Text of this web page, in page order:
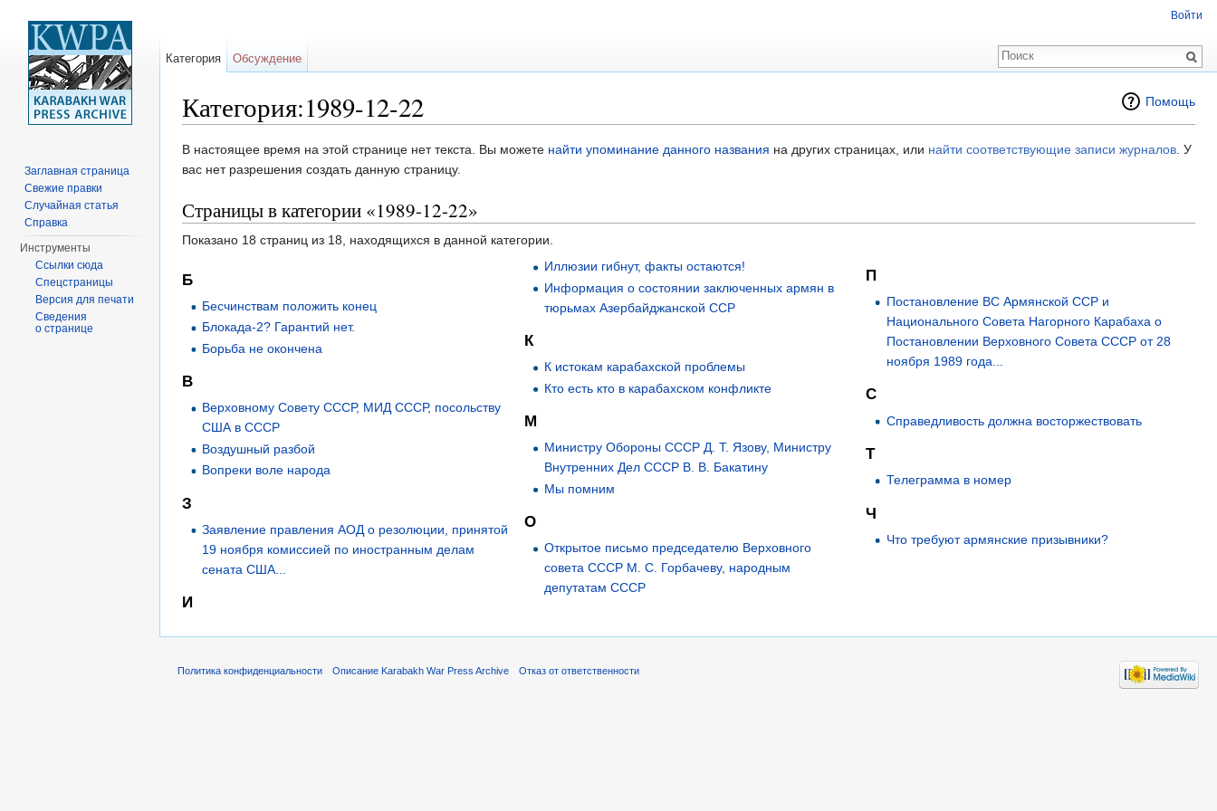
Помощь
Категория:1989-12-22
В настоящее время на этой странице нет текста. Вы можете найти упоминание данного названия на других страницах, или найти соответствующие записи журналов. У
вас нет разрешения создать данную страницу.
Страницы в категории «1989-12-22»
Показано 18 страниц из 18, находящихся в данной категории.
Б
Бесчинствам положить конец
Блокада-2? Гарантий нет.
Борьба не окончена
В
Верховному Совету СССР, МИД СССР, посольству
США в СССР
Воздушный разбой
Вопреки воле народа
З
Заявление правления АОД о резолюции, принятой
19 ноября комиссией по иностранным делам
сената США...
И
Иллюзии гибнут, факты остаются!
Информация о состоянии заключенных армян в
тюрьмах Азербайджанской ССР
К
К истокам карабахской проблемы
Кто есть кто в карабахском конфликте
М
Министру Обороны СССР Д. Т. Язову, Министру
Внутренних Дел СССР В. В. Бакатину
Мы помним
О
Открытое письмо председателю Верховного
совета СССР М. С. Горбачеву, народным
депутатам СССР
П
Постановление ВС Армянской ССР и
Национального Совета Нагорного Карабаха о
Постановлении Верховного Совета СССР от 28
ноября 1989 года...
С
Справедливость должна восторжествовать
Т
Телеграмма в номер
Ч
Что требуют армянские призывники?
Войти
Категория Обсуждение
Заглавная страница
Свежие правки
Случайная статья
Справка
Инструменты
Ссылки сюда
Спецстраницы
Версия для печати
Сведения
о странице
Политика конфиденциальности Описание Karabakh War Press Archive Отказ от ответственности